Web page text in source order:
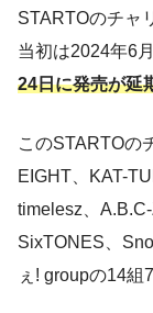
STARTOのチャ
当初は2024年6
24日に発売が延
このSTARTOの
EIGHT、KAT-
timelesz、
SixTONES、
ぇ! groupの14組